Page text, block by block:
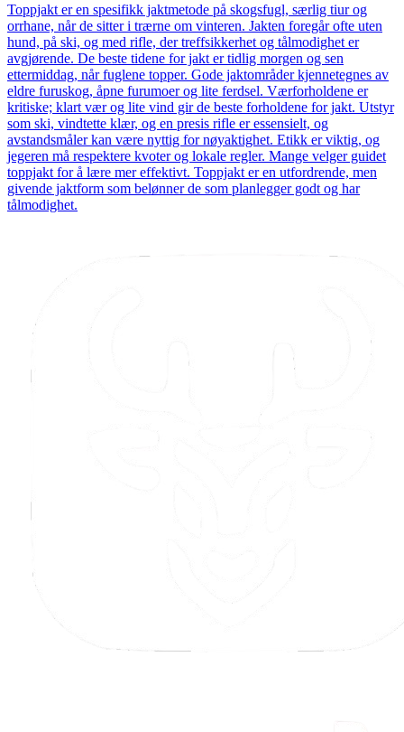
Toppjakt er en spesifikk jaktmetode på skogsfugl, særlig tiur og
orrhane, når de sitter i trærne om vinteren. Jakten foregår ofte uten
hund, på ski, og med rifle, der treffsikkerhet og tålmodighet er
avgjørende. De beste tidene for jakt er tidlig morgen og sen
ettermiddag, når fuglene topper. Gode jaktområder kjennetegnes av
eldre furuskog, åpne furumoer og lite ferdsel. Værforholdene er
kritiske; klart vær og lite vind gir de beste forholdene for jakt. Utstyr
som ski, vindtette klær, og en presis rifle er essensielt, og
avstandsmåler kan være nyttig for nøyaktighet. Etikk er viktig, og
jegeren må respektere kvoter og lokale regler. Mange velger guidet
toppjakt for å lære mer effektivt. Toppjakt er en utfordrende, men
givende jaktform som belønner de som planlegger godt og har
tålmodighet.